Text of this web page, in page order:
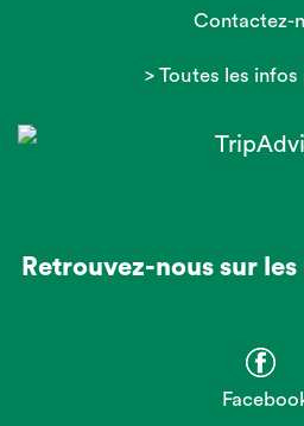
Contactez-
> Toutes les
Retrouvez-nous sur